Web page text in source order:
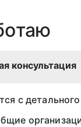
консультация
с